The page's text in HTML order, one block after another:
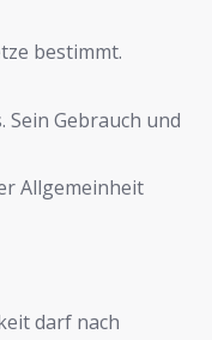
bestimmt.
Gebrauch und
Allgemeinheit
darf nach